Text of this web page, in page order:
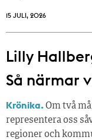
15 JULI, 2026
Lilly
Så närmar
Krönika.Om två
representera oss
regioner och